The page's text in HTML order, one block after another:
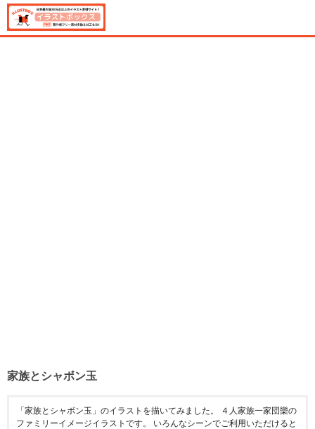
家族とシャボン玉
「家族とシャボン玉」のイラストを描いてみました。 ４人家族一家団欒の
ファミリーイメージイラストです。 いろんなシーンでご利用いただけると